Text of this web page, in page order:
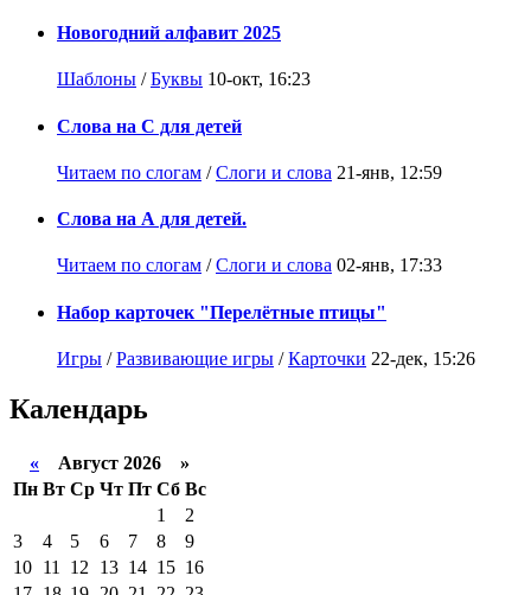
Новогодний алфавит 2025
Шаблоны /Буквы 10-окт, 16:23
Слова на С для детей
Читаем по слогам /Слоги и слова 21-янв, 12:59
Слова на А для детей.
Читаем по слогам /Слоги и слова 02-янв, 17:33
Набор карточек "Перелётные птицы"
Игры /Развивающие игры /Карточки 22-дек, 15:26
Календарь
« Август 2026 »
Пн Вт Ср Чт Пт Сб Вс
1
2
3
4 5 6 7 8
9
10 11 12 13 14 15 16